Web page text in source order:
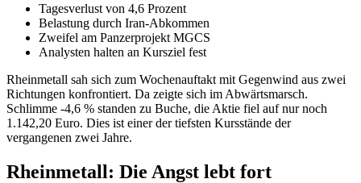
Tagesverlust von 4,6 Prozent
Belastung durch Iran-Abkommen
Zweifel am Panzerprojekt MGCS
Analysten halten an Kursziel fest
Rheinmetall sah sich zum Wochenauftakt mit Gegenwind aus zwei
Richtungen konfrontiert. Da zeigte sich im Abwärtsmarsch.
Schlimme -4,6 % standen zu Buche, die Aktie fiel auf nur noch
1.142,20 Euro. Dies ist einer der tiefsten Kursstände der
vergangenen zwei Jahre.
Rheinmetall: Die Angst lebt fort